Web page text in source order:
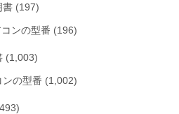
書 (197)
ンの型番 (196)
(1,003)
の型番 (1,002)